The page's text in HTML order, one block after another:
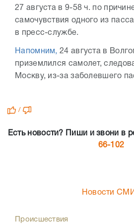
27 августа в 9-58 ч. по
самочувствия одного из
в пресс-службе.
Напомним,24 августа в
приземлился самолет,
Москву, из-за заболевшего
/
Есть новости? Пиши и звони в
66-102
Новости
Происшествия